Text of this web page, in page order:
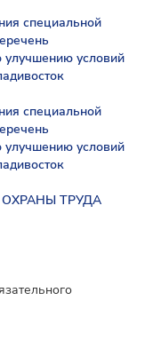
специальной
улучшению условий
специальной
улучшению условий
ТРУДА